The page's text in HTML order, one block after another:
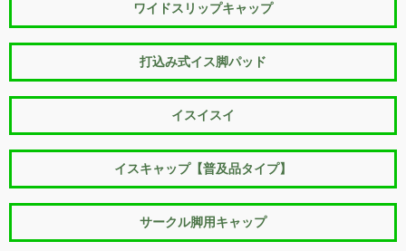
ワイドスリップキャップ
打込み式イス脚パッド
イスイスイ
イスキャップ【普及品タイプ】
サークル脚用キャップ